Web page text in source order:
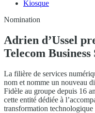
Kiosque
Nomination
Adrien d’Ussel
Telecom
La filière de services
nom et nomme un nouveau
Fidèle au groupe depuis 16
cette entité dédiée à
transformation technologique